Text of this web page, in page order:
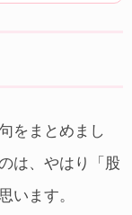
をまとめまし
は、やはり「股
います。